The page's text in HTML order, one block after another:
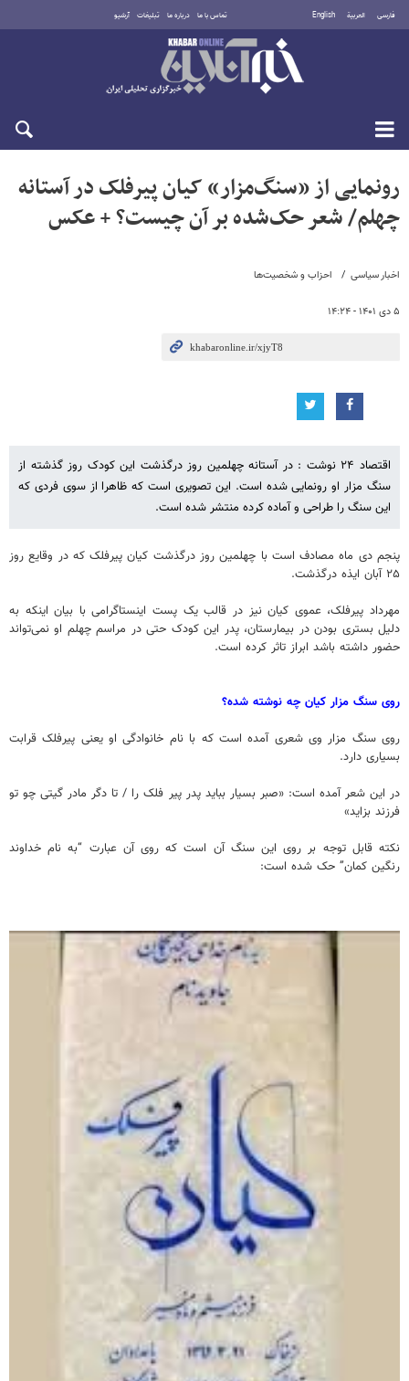
فارسی العربية English تماس با ما درباره ما تبلیغات آرشیو
دوشنبه ۱۹ مرداد ۱۴۰۵
اخبار سیاسی احزاب و شخصیت‌ها
۵ دی ۱۴۰۱ - ۱۴:۲۴
رونمایی از «سنگ‌مزار» کیان پیرفلک در آستانه
چهلم/ شعر حک‌شده بر آن چیست؟ + عکس
اقتصاد ۲۴ نوشت : در آستانه چهلمین روز درگذشت این کودک روز گذشته از
سنگ مزار او رونمایی شده است. این تصویری است که ظاهرا از سوی فردی که
این سنگ را طراحی و آماده کرده منتشر شده است.
پنجم دی ماه مصادف است با چهلمین روز درگذشت کیان پیرفلک که در وقایع روز
۲۵ آبان ایذه درگذشت.
مهرداد پیرفلک، عموی کیان نیز در قالب یک پست اینستاگرامی با بیان اینکه به
دلیل بستری بودن در بیمارستان، پدر این کودک حتی در مراسم چهلم او نمی‌تواند
حضور داشته باشد ابراز تاثر کرده است.
روی سنگ مزار کیان چه نوشته شده؟
روی سنگ مزار وی شعری آمده است که با نام خانوادگی او یعنی پیرفلک قرابت
بسیاری دارد.
در این شعر آمده است: «صبر بسیار بباید پدر پیر فلک را / تا دگر مادر گیتی چو تو
فرزند بزاید»
نکته قابل توجه بر روی این سنگ آن است که روی آن عبارت “به نام خداوند
رنگین کمان” حک شده است: